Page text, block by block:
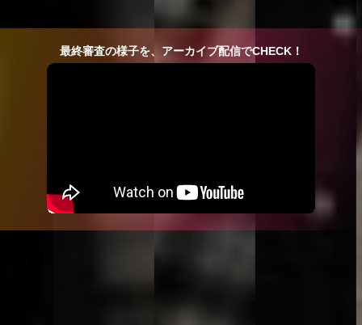
最終審査の様子を、アーカイブ配信でCHECK！